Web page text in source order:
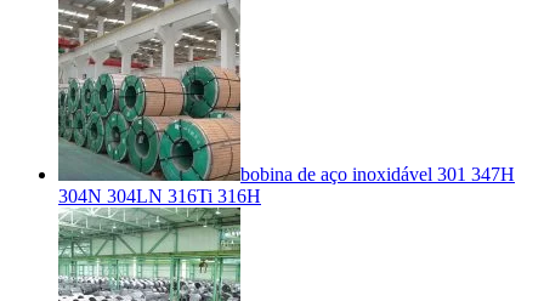
bobina de aço inoxidável 301 347H
304N 304LN 316Ti 316H